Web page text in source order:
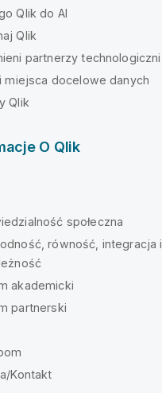
Qlik do AI
Qlik
partnerzy technologiczni
i miejsca docelowe danych
Qlik
O Qlik
społeczna
równość, integracja i
akademicki
partnerski
Kontakt